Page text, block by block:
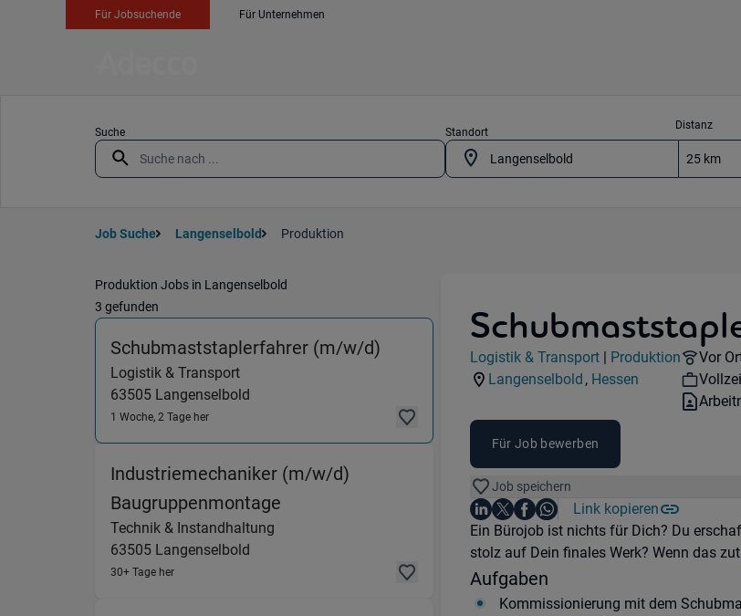
Für Jobsuchende Für Unternehmen
Suche Standort
Distanz
Job Suche Langenselbold Produktion
Produktion Jobs in Langenselbold
3 gefunden
Schubmaststaplerfahrer (m/w/d) (Logistik & Transport) in 63505
Logistik & Transport
63505 Langenselbold
1 Woche, 2 Tage her
Industriemechaniker (m/w/d)
Baugruppenmontage (Technik & Instandhaltung) in 63505 Langenselbold
Technik & Instandhaltung
63505 Langenselbold
30+ Tage her
Jobdetails
Kategorie:
Logistik & Transport|
Industry:
Produktion
Standorte:
Langenselbold ,
Region:
Hessen
Vor
Für Job bewerben
Job speichern
Teile diesen Job
Auf LinkedIn teilen
Auf X teilen
Auf Facebook teilen
Auf WhatsApp teilen
Link kopieren
Einleitung
Ein Bürojob ist nichts für Dich? Du
stolz auf Dein finales Werk? Wenn das
Aufgaben
Kommissionierung mit dem